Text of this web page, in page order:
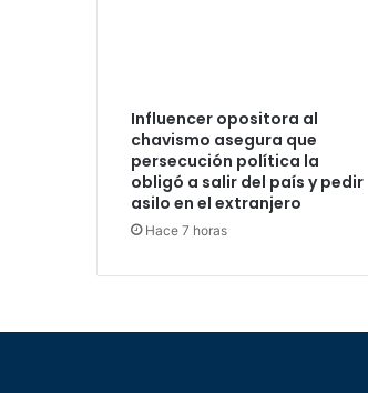
Influencer opositora al
chavismo asegura que
persecución política la
obligó a salir del país y pedir
asilo en el extranjero
Hace 7 horas